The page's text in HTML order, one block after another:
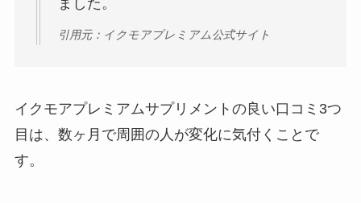
ました。
引用元：イクモアプレミアム公式サイト
イクモアプレミアムサプリメントの良い口コミ3つ
目は、数ヶ月で周囲の人が変化に気付くことで
す。